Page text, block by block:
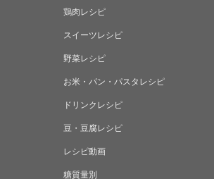
鶏肉レシピ
スイーツレシピ
野菜レシピ
お米・パン・パスタレシピ
ドリンクレシピ
豆・豆腐レシピ
レシピ動画
糖質量別